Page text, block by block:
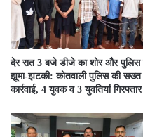
देर रात 3 बजे डीजे का शोर और
झूमा-झटकी: कोतवाली पुलिस की सख्त
कार्रवाई, 4 युवक व 3 युवतियां गिरफ्तार